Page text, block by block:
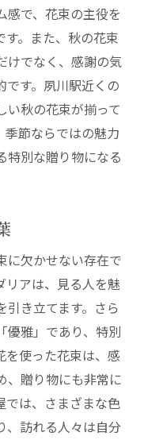
感で、花束の主役を
。また、秋の花束
けでなく、感謝の気
です。夙川駅近くの
い秋の花束が揃って
季節ならではの魅力
特別な贈り物になる
に欠かせない存在で
リアは、見る人を魅
引き立てます。さら
優雅」であり、特別
を使った花束は、感
、贈り物にも非常に
では、さまざまな色
、訪れる人々は自分